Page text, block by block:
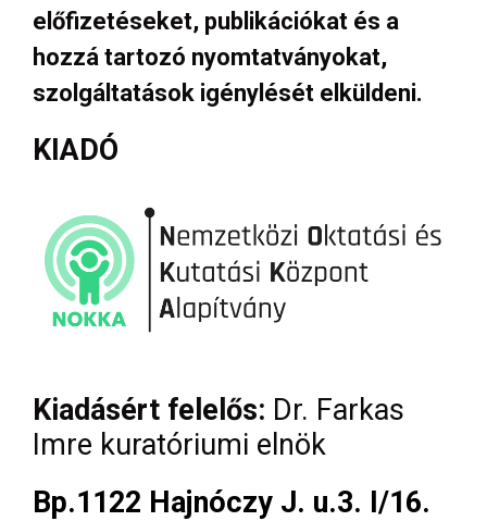
előfizetéseket, publikációkat és a
hozzá tartozó nyomtatványokat,
szolgáltatások igénylését elküldeni.
KIADÓ
Kiadásért felelős: Dr. Farkas
Imre kuratóriumi elnök
Bp.1122 Hajnóczy J. u.3. I/16.